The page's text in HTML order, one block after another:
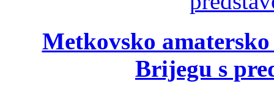
Metkovsko
Brijegu s